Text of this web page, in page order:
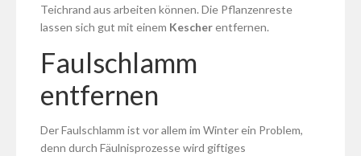
Teichrand aus arbeiten können. Die Pflanzenreste
lassen sich gut mit einem Kescherentfernen.
Faulschlamm
entfernen
Der Faulschlamm ist vor allem im Winter ein Problem,
denn durch Fäulnisprozesse wird giftiges